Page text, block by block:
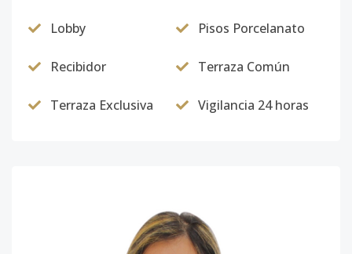
Lobby Pisos Porcelanato
Recibidor Terraza Común
Terraza Exclusiva Vigilancia 24 horas